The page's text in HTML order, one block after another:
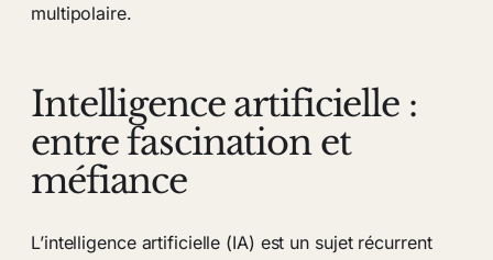
multipolaire.
Intelligence artificielle :
entre fascination et
méfiance
L’intelligence artificielle (IA) est un sujet récurrent